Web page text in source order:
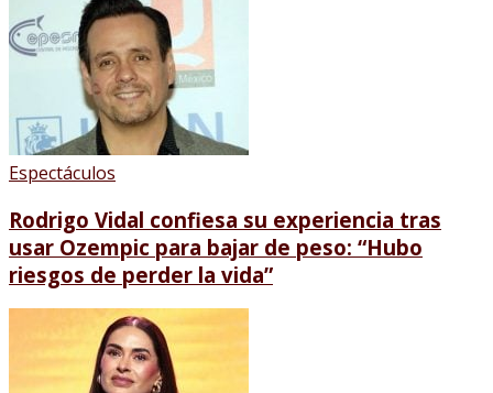
Espectáculos
Rodrigo Vidal confiesa su experiencia tras
usar Ozempic para bajar de peso: “Hubo
riesgos de perder la vida”